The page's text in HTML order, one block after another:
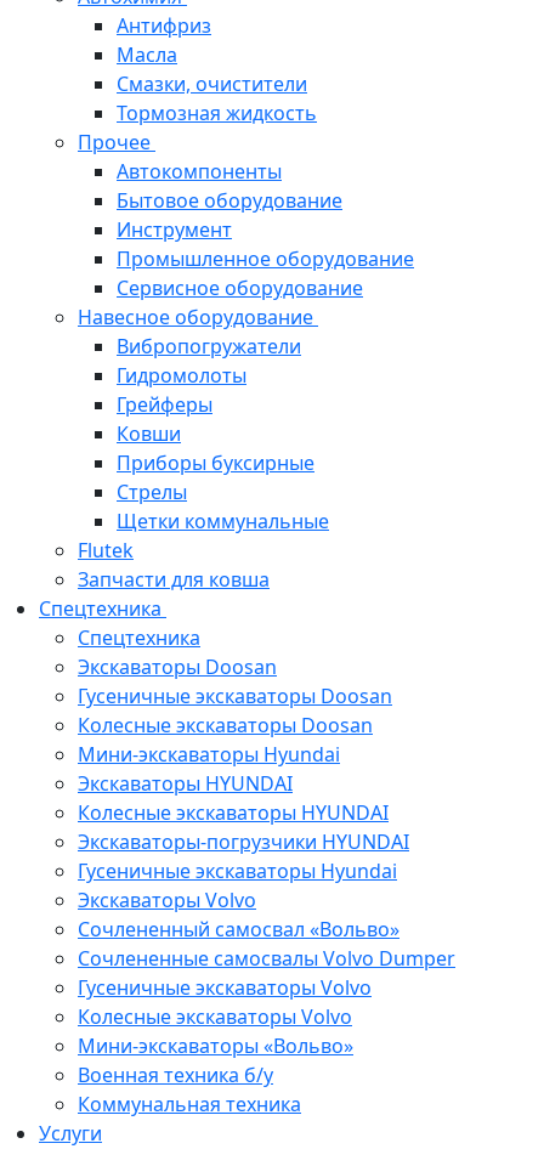
Антифриз
Масла
Смазки, очистители
Тормозная жидкость
Прочее
Автокомпоненты
Бытовое оборудование
Инструмент
Промышленное оборудование
Сервисное оборудование
Навесное оборудование
Вибропогружатели
Гидромолоты
Грейферы
Ковши
Приборы буксирные
Стрелы
Щетки коммунальные
Flutek
Запчасти для ковша
Спецтехника
Спецтехника
Экскаваторы Doosan
Гусеничные экскаваторы Doosan
Колесные экскаваторы Doosan
Мини-экскаваторы Hyundai
Экскаваторы HYUNDAI
Колесные экскаваторы HYUNDAI
Экскаваторы-погрузчики HYUNDAI
Гусеничные экскаваторы Hyundai
Экскаваторы Volvo
Сочлененный самосвал «Вольво»
Сочлененные самосвалы Volvo Dumper
Гусеничные экскаваторы Volvo
Колесные экскаваторы Volvo
Мини-экскаваторы «Вольво»
Военная техника б/у
Коммунальная техника
Услуги